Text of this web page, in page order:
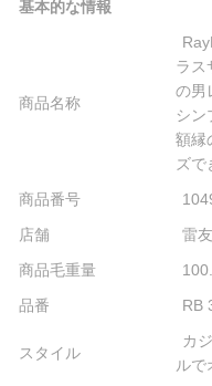
基本的な情報
商品名称
ラス
の男
シン
額縁
ズで
商品番号
店舗
雷
商品毛重量
品番
RB
スタイル
カ
ルで